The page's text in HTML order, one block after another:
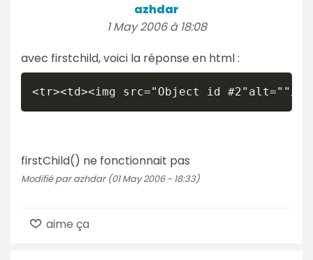
azhdar
1 May 2006 à 18:08
avec firstchild, voici la réponse en html :
<tr><td><img src="Object id #2"alt=""/
firstChild() ne fonctionnait pas
Modifié par azhdar (01 May 2006 - 18:33)
aime ça